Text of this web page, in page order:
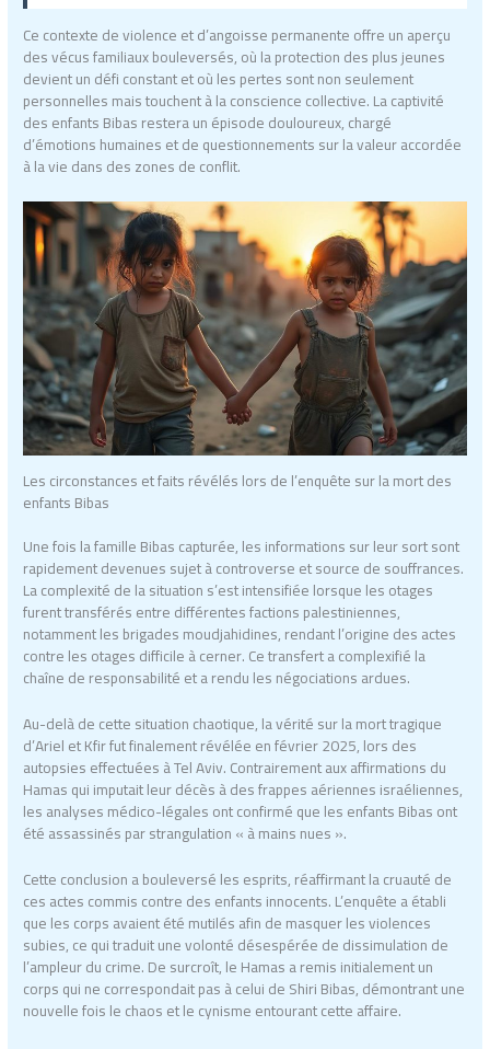
Ce contexte de violence et d’angoisse permanente offre un aperçu
des vécus familiaux bouleversés, où la protection des plus jeunes
devient un défi constant et où les pertes sont non seulement
personnelles mais touchent à la conscience collective. La captivité
des enfants Bibas restera un épisode douloureux, chargé
d’émotions humaines et de questionnements sur la valeur accordée
à la vie dans des zones de conflit.
Les circonstances et faits révélés lors de l’enquête sur la mort des
enfants Bibas
Une fois la famille Bibas capturée, les informations sur leur sort sont
rapidement devenues sujet à controverse et source de souffrances.
La complexité de la situation s’est intensifiée lorsque les otages
furent transférés entre différentes factions palestiniennes,
notamment les brigades moudjahidines, rendant l’origine des actes
contre les otages difficile à cerner. Ce transfert a complexifié la
chaîne de responsabilité et a rendu les négociations ardues.
Au-delà de cette situation chaotique, la vérité sur la mort tragique
d’Ariel et Kfir fut finalement révélée en février 2025, lors des
autopsies effectuées à Tel Aviv. Contrairement aux affirmations du
Hamas qui imputait leur décès à des frappes aériennes israéliennes,
les analyses médico-légales ont confirmé que les enfants Bibas ont
été assassinés par strangulation « à mains nues ».
Cette conclusion a bouleversé les esprits, réaffirmant la cruauté de
ces actes commis contre des enfants innocents. L’enquête a établi
que les corps avaient été mutilés afin de masquer les violences
subies, ce qui traduit une volonté désespérée de dissimulation de
l’ampleur du crime. De surcroît, le Hamas a remis initialement un
corps qui ne correspondait pas à celui de Shiri Bibas, démontrant une
nouvelle fois le chaos et le cynisme entourant cette affaire.